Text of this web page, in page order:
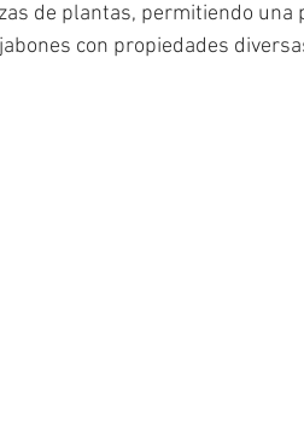
de plantas, permitiendo una
con propiedades